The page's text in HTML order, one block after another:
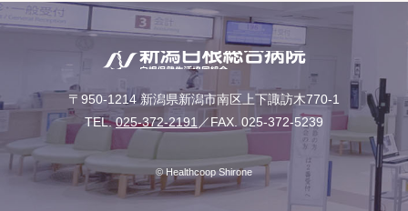
〒950-1214 新潟県新潟市南区上下諏訪木770-1
TEL.025-372-2191／FAX. 025-372-5239
© Healthcoop Shirone